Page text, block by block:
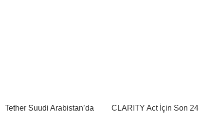
Tether Suudi Arabistan’da
CLARITY Act İçin Son 24